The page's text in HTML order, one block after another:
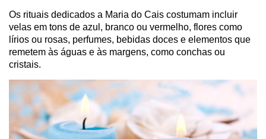
Os rituais dedicados a Maria do Cais costumam incluir
velas em tons de azul, branco ou vermelho, flores como
lírios ou rosas, perfumes, bebidas doces e elementos que
remetem às águas e às margens, como conchas ou
cristais.